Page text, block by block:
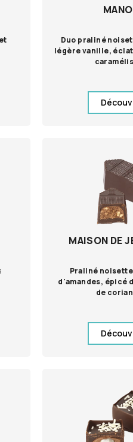
Duo praliné
légère vanille,
MAISON DE
Praliné
d'amandes, épicé
de